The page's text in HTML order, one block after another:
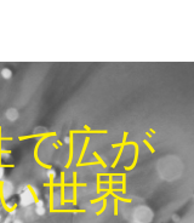
で広が
世界